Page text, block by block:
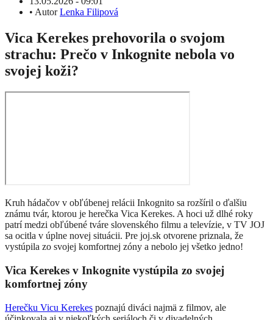
• AutorLenka Filipová
Vica Kerekes prehovorila o svojom
strachu: Prečo v Inkognite nebola vo
svojej koži?
Kruh hádačov v obľúbenej relácii Inkognito sa rozšíril o ďalšiu
známu tvár, ktorou je herečka Vica Kerekes. A hoci už dlhé roky
patrí medzi obľúbené tváre slovenského filmu a televízie, v TV JOJ
sa ocitla v úplne novej situácii. Pre joj.sk otvorene priznala, že
vystúpila zo svojej komfortnej zóny a nebolo jej všetko jedno!
Vica Kerekes v Inkognite vystúpila zo svojej
komfortnej zóny
Herečku Vicu Kerekes poznajú diváci najmä z filmov, ale